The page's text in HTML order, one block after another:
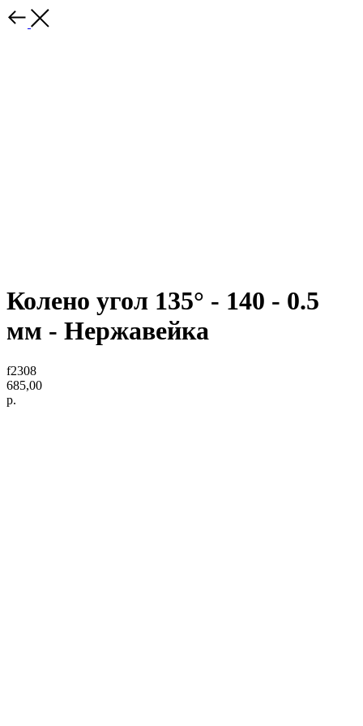
Колено угол 135° - 140 - 0.5
мм - Нержавейка
f2308
685,00
р.